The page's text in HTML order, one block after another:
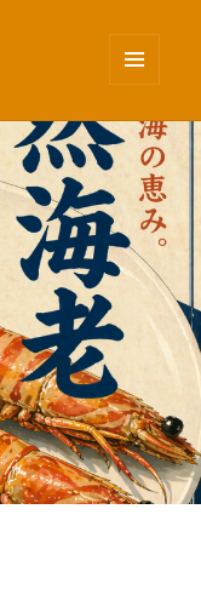
ーとウ
ィジェ
ット